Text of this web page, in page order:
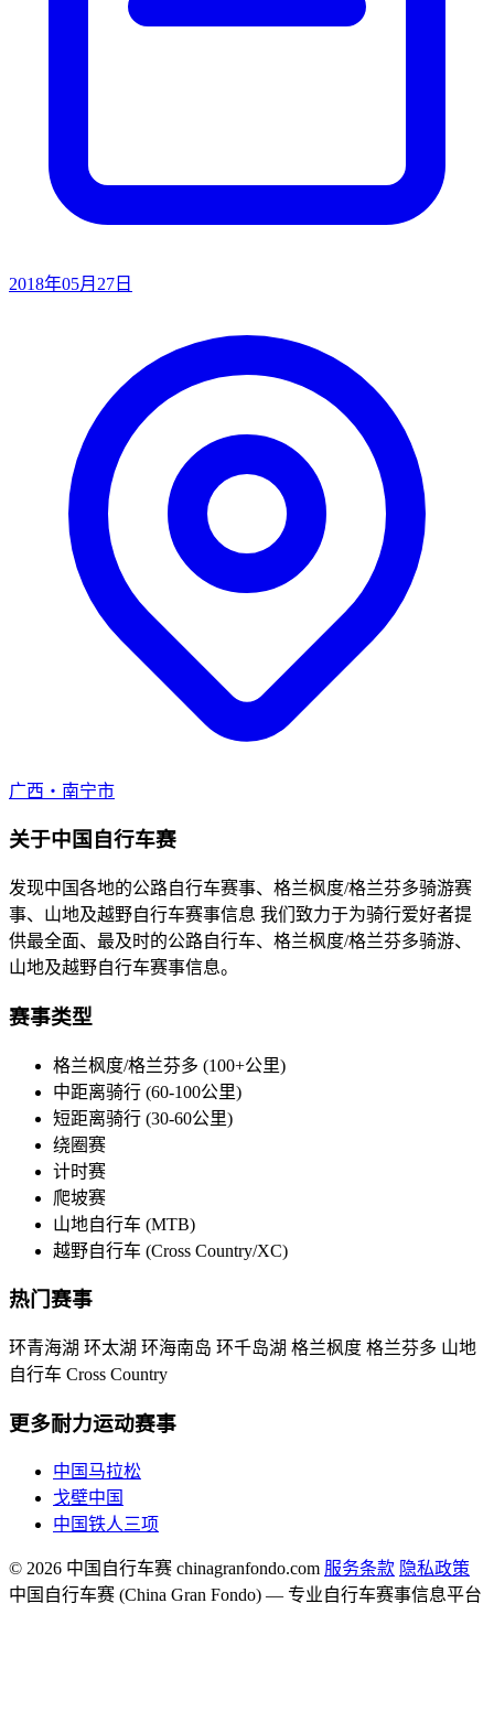
2018年05月27日
广西・南宁市
关于中国自行车赛
发现中国各地的公路自行车赛事、格兰枫度/格兰芬多骑游赛
事、山地及越野自行车赛事信息 我们致力于为骑行爱好者提
供最全面、最及时的公路自行车、格兰枫度/格兰芬多骑游、
山地及越野自行车赛事信息。
赛事类型
格兰枫度/格兰芬多 (100+公里)
中距离骑行 (60-100公里)
短距离骑行 (30-60公里)
绕圈赛
计时赛
爬坡赛
山地自行车 (MTB)
越野自行车 (Cross Country/XC)
热门赛事
环青海湖 环太湖 环海南岛 环千岛湖 格兰枫度 格兰芬多 山地
自行车 Cross Country
更多耐力运动赛事
中国马拉松
戈壁中国
中国铁人三项
© 2026 中国自行车赛 chinagranfondo.com 服务条款 隐私政策
中国自行车赛 (China Gran Fondo) — 专业自行车赛事信息平台